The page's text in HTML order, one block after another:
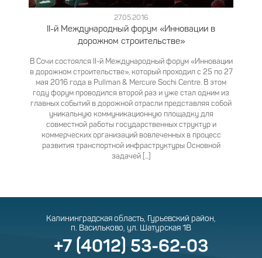
27.05.2016
II-й Международный форум «Инновации в
дорожном строительстве»
В Сочи состоялся II-й Международный форум «Инновации
в дорожном строительстве», который проходил с 25 по 27
мая 2016 года в Pullman & Mercure Sochi Centre. В этом
году форум проводился второй раз и уже стал одним из
главных событий в дорожной отрасли представляя собой
уникальную коммуникационную площадку для
совместной работы государственных структур и
коммерческих организаций вовлеченных в процесс
развития транспортной инфраструктуры Основной
задачей [...]
Калининградская область, Гурьевский район,
п. Васильково, ул. Шатурская 1В
+7 (4012) 53-62-03